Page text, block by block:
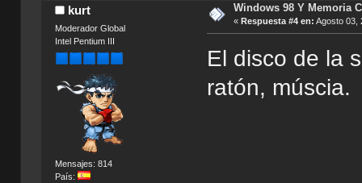
kurt
Moderador Global
Intel Pentium III
Mensajes: 814
País:
Windows 98 Y Memoria
« Respuesta #4 en: Agosto 03,
El disco de la
ratón, múscia.